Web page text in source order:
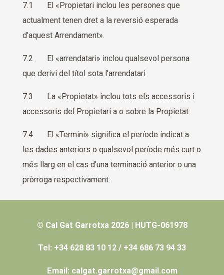
7.1 El «Propietari inclou les persones que
actualment tenen dret a la reversió esperada
d’aquest Arrendament».
7.2 El «arrendatari» inclou qualsevol persona
que derivi del títol sota l’arrendatari
7.3 La «Propietat» inclou tots els accessoris i
accessoris del Propietari a o sobre la Propietat
7.4 El «Termini» significa el període indicat a
les dades anteriors o qualsevol període més curt o
més llarg en el cas d’una terminació anterior o una
pròrroga respectivament.
© Cal Gat Garrotxa 2026 | HUTG-061978
Tel: +34 628 83 10 12 / +34 686 73 94 33
Email: calgat.garrotxa@gmail.com